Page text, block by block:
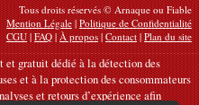
Tous droits réservés © Arnaque ou Fiable
Mention Légale|Politique de Confidentialité
CGU|FAQ|À propos|Contact|Plan du site
et gratuit dédié à la détection des
et à la protection des consommateurs
et retours d’expérience afin